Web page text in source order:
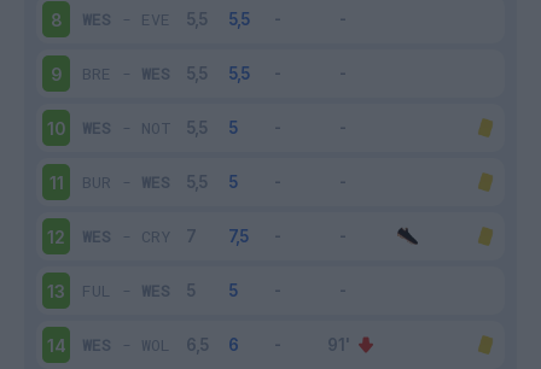
8 WES - EVE
9 BRE - WES
10 WES - NOT
11 BUR - WES
12 WES - CRY
13 FUL - WES
14 WES - WOL